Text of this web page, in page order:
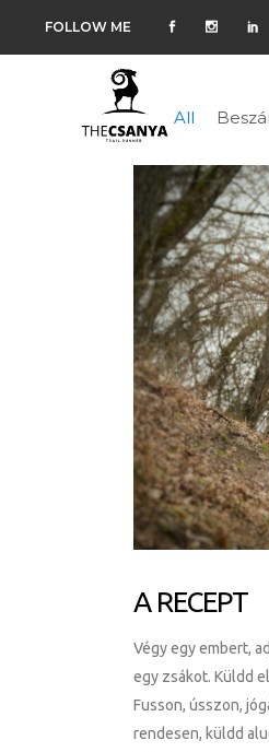
FOLLOW ME
All
A RECEPT
Végy egy embert,
egy zsákot. Küldd
Fusson, ússzon,
rendesen, küldd